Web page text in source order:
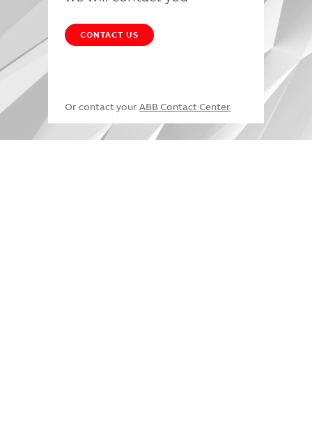
CONTACT US
Or contact your ABB Contact Center